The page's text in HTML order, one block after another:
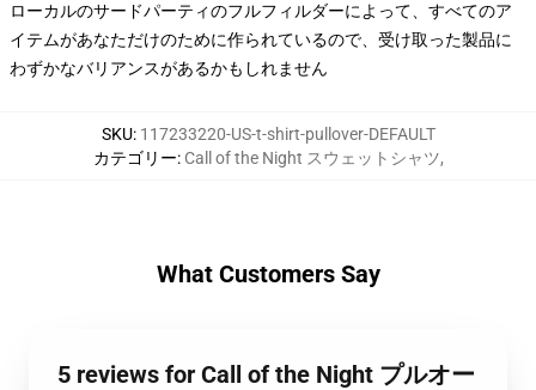
ローカルのサードパーティのフルフィルダーによって、すべてのア
イテムがあなただけのために作られているので、受け取った製品に
わずかなバリアンスがあるかもしれません
SKU: 117233220-US-t-shirt-pullover-DEFAULT
カテゴリー: Call of the Night スウェットシャツ,
What Customers Say
5 reviews for Call of the Night プルオー